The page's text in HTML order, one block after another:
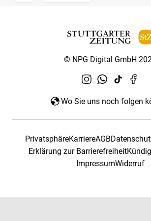
© NPG Digital GmbH
Wo Sie uns noch folgen
PrivatsphäreKarriereAGB
Erklärung zur Barrierefreiheit
ImpressumWiderruf